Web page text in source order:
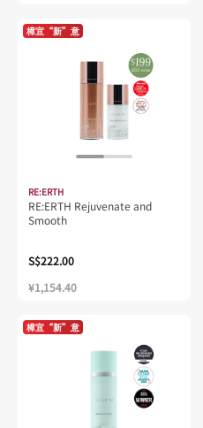
樟宜“新”意
RE:ERTH
RE:ERTH Rejuvenate and
Smooth
S$222.00
¥1,154.40
樟宜“新”意